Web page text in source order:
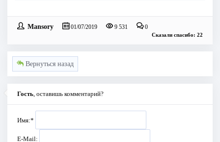
Mansory 01/07/2019 9 531 0
Сказали спасибо: 22
Вернуться назад
Гость , оставишь комментарий?
Имя:*
E-Mail: